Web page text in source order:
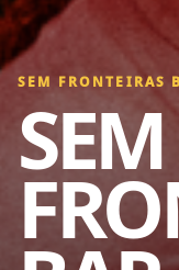
SEM FRONTEIRAS
SEM